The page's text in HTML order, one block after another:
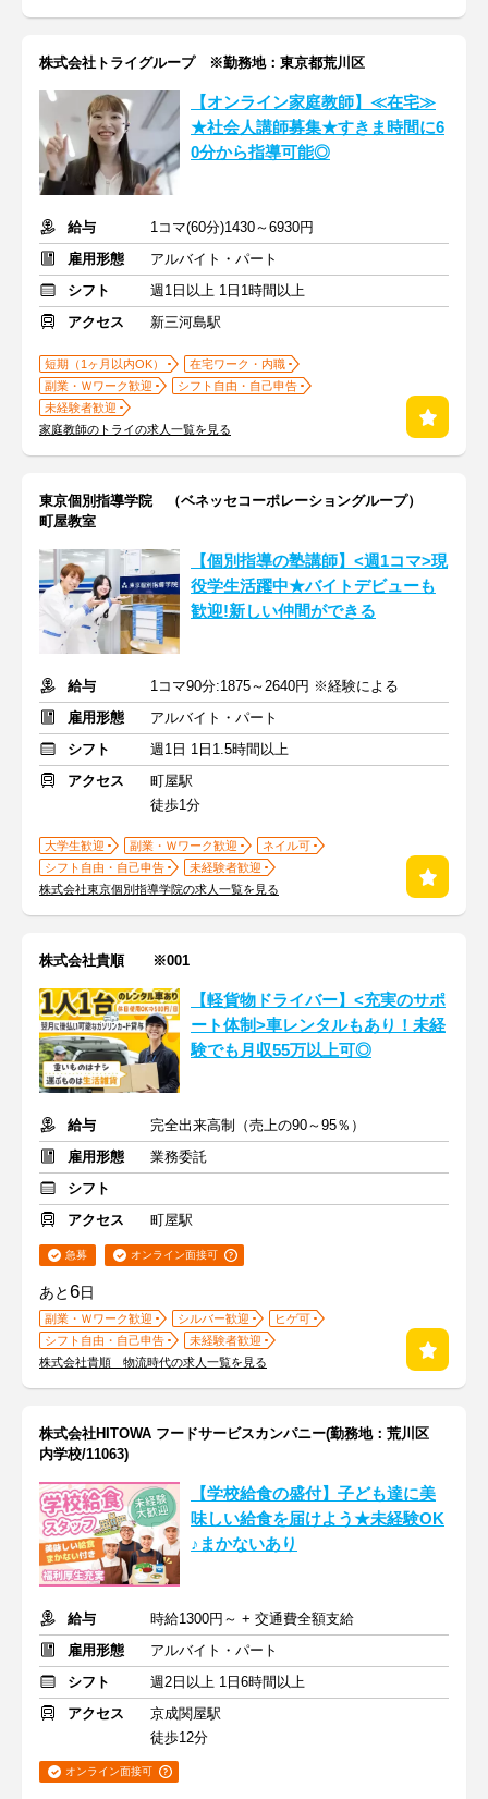
株式会社トライグループ ※勤務地：東京都荒川区
【オンライン家庭教師】≪在宅≫
★社会人講師募集★すきま時間に6
0分から指導可能◎
給与
1コマ(60分)1430～6930円
雇用形態
アルバイト・パート
シフト
週1日以上 1日1時間以上
アクセス
新三河島駅
短期（1ヶ月以内OK）
在宅ワーク・内職
副業・Ｗワーク歓迎
シフト自由・自己申告
未経験者歓迎
家庭教師のトライの求人一覧を見る
東京個別指導学院 （ベネッセコーポレーショングループ）
町屋教室
【個別指導の塾講師】<週1コマ>現
役学生活躍中★バイトデビューも
歓迎!新しい仲間ができる
給与
1コマ90分:1875～2640円 ※経験による
雇用形態
アルバイト・パート
シフト
週1日 1日1.5時間以上
アクセス
町屋駅
徒歩1分
大学生歓迎 副業・Ｗワーク歓迎
ネイル可
シフト自由・自己申告
未経験者歓迎
株式会社東京個別指導学院の求人一覧を見る
株式会社貴順 ※001
【軽貨物ドライバー】<充実のサポ
ート体制>車レンタルもあり！未経
験でも月収55万以上可◎
給与
完全出来高制（売上の90～95％）
雇用形態
業務委託
シフト
アクセス
町屋駅
急募 オンライン面接可
あと6日
副業・Ｗワーク歓迎 シルバー歓迎
ヒゲ可
シフト自由・自己申告
未経験者歓迎
株式会社貴順 物流時代の求人一覧を見る
株式会社HITOWA フードサービスカンパニー(勤務地：荒川区
内学校/11063)
【学校給食の盛付】子ども達に美
味しい給食を届けよう★未経験OK
♪まかないあり
給与
時給1300円～ + 交通費全額支給
雇用形態
アルバイト・パート
シフト
週2日以上 1日6時間以上
アクセス
京成関屋駅
徒歩12分
オンライン面接可